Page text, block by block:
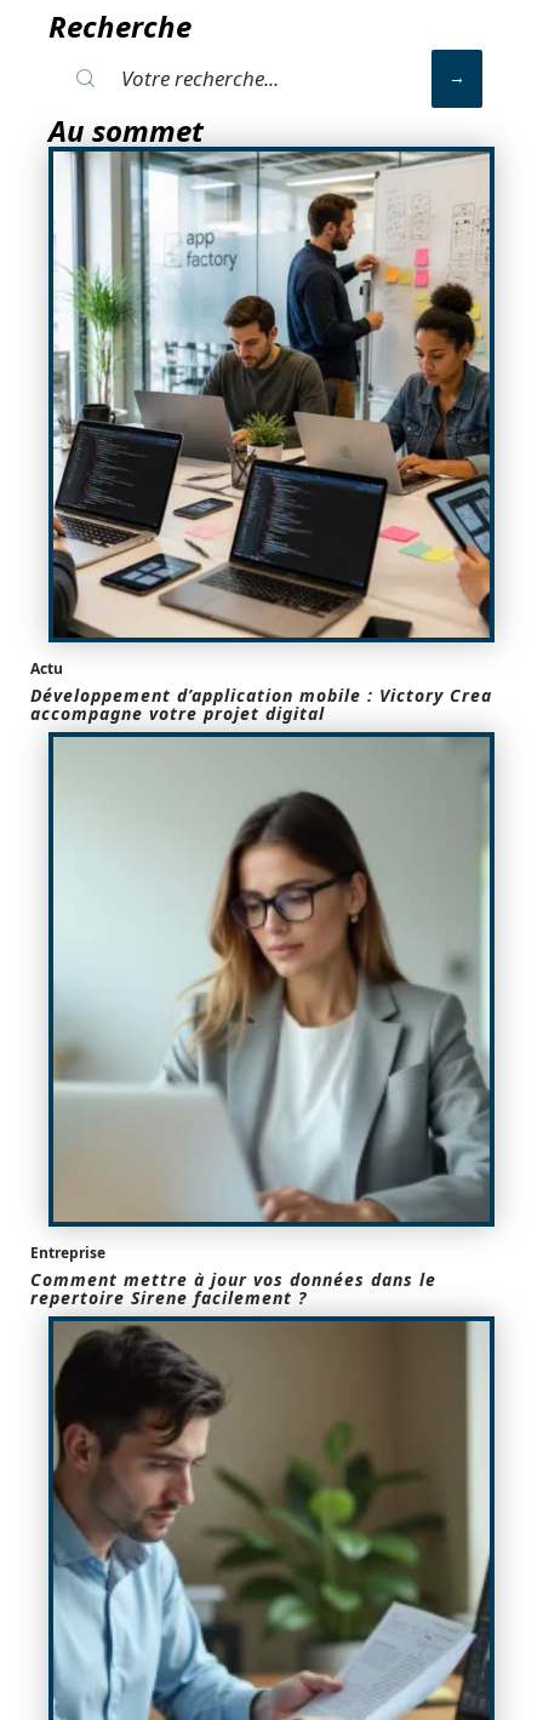
Recherche
Au sommet
Actu
Développement d’application mobile : Victory Crea
accompagne votre projet digital
Entreprise
Comment mettre à jour vos données dans le
repertoire Sirene facilement ?